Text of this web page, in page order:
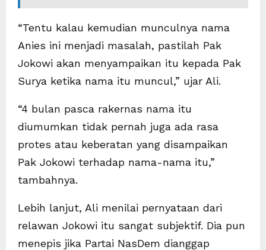
“Tentu kalau kemudian munculnya nama
Anies ini menjadi masalah, pastilah Pak
Jokowi akan menyampaikan itu kepada Pak
Surya ketika nama itu muncul,” ujar Ali.
“4 bulan pasca rakernas nama itu
diumumkan tidak pernah juga ada rasa
protes atau keberatan yang disampaikan
Pak Jokowi terhadap nama-nama itu,”
tambahnya.
Lebih lanjut, Ali menilai pernyataan dari
relawan Jokowi itu sangat subjektif. Dia pun
menepis jika Partai NasDem dianggap